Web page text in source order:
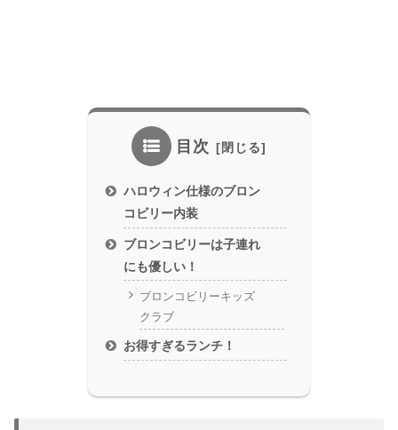
目次
ハロウィン仕様のブロン
コビリー内装
ブロンコビリーは子連れ
にも優しい！
ブロンコビリーキッズ
クラブ
お得すぎるランチ！